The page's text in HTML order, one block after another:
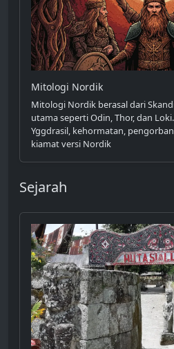
Mitologi Nordik
Mitologi Nordik berasal dari
utama seperti Odin, Thor, dan
Yggdrasil, kehormatan,
kiamat versi Nordik
Sejarah